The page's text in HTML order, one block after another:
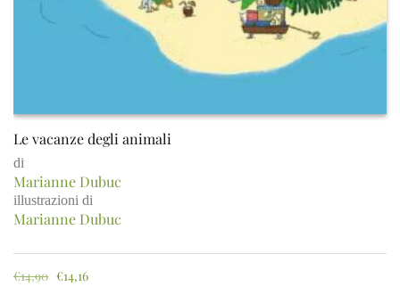
Le vacanze degli animali
di
Marianne Dubuc
illustrazioni di
Marianne Dubuc
€14,90 €14,16